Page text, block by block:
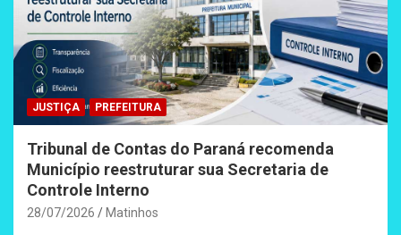
JUSTIÇA PREFEITURA
Tribunal de Contas do Paraná recomenda
Município reestruturar sua Secretaria de
Controle Interno
28/07/2026 Matinhos